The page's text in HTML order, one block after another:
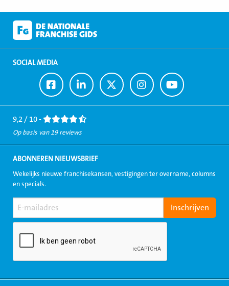
SOCIAL MEDIA
Ga
naar
Facebook
Ga
naar
LinkedIn
Ga
naar
Twitter
Ga
naar
Instagram
Ga
naar
Youtube
9,2 / 10 -
Op basis van 19 reviews
ABONNEREN NIEUWSBRIEF
Wekelijks nieuwe franchisekansen, vestigingen ter overname, columns
en specials.